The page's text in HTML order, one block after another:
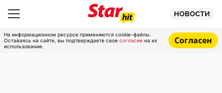
НОВОСТИ
На информационном ресурсе применяются cookie-файлы.
Оставаясь на сайте, вы подтверждаете свое согласие на их
использование.
Согласен